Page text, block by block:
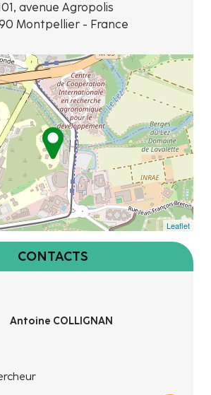
avenue Agropolis
Montpellier - France
Leaflet
CONTACTS
Antoine COLLIGNAN